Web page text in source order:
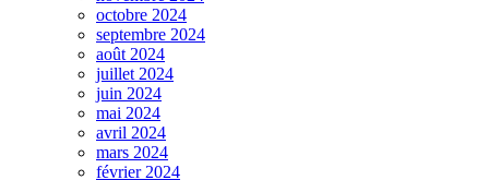
octobre 2024
septembre 2024
août 2024
juillet 2024
juin 2024
mai 2024
avril 2024
mars 2024
février 2024